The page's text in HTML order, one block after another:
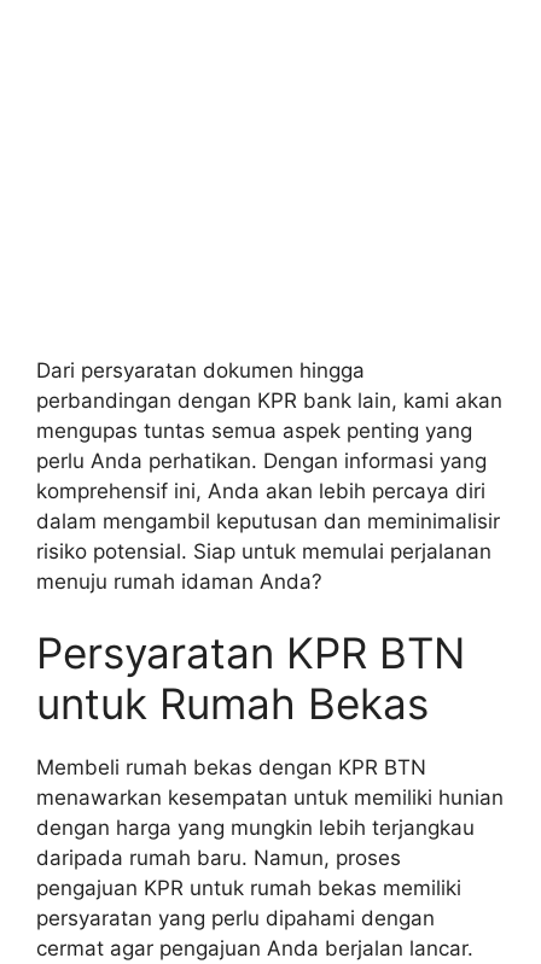
Dari persyaratan dokumen hingga
perbandingan dengan KPR bank lain, kami akan
mengupas tuntas semua aspek penting yang
perlu Anda perhatikan. Dengan informasi yang
komprehensif ini, Anda akan lebih percaya diri
dalam mengambil keputusan dan meminimalisir
risiko potensial. Siap untuk memulai perjalanan
menuju rumah idaman Anda?
Persyaratan KPR BTN
untuk Rumah Bekas
Membeli rumah bekas dengan KPR BTN
menawarkan kesempatan untuk memiliki hunian
dengan harga yang mungkin lebih terjangkau
daripada rumah baru. Namun, proses
pengajuan KPR untuk rumah bekas memiliki
persyaratan yang perlu dipahami dengan
cermat agar pengajuan Anda berjalan lancar.